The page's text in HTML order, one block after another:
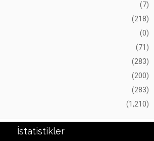
(7)
(218)
(0)
(71)
(283)
(200)
(283)
(1,210)
İstatistikler